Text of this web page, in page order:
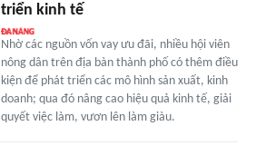
triển kinh tế
Nhờ các nguồn vốn vay ưu đãi, nhiều hội viên
nông dân trên địa bàn thành phố có thêm điều
kiện để phát triển các mô hình sản xuất, kinh
doanh; qua đó nâng cao hiệu quả kinh tế, giải
quyết việc làm, vươn lên làm giàu.